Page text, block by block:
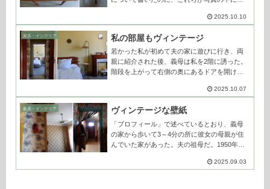
らが、そのテーブルと椅子。とてもシンプル
よ...
2025.10.10
家具・インテリア 私の部屋もヴィンテージ
若かった私が初めて夫の家に遊びに行き、両
親に紹介された後、義母は私を2階に誘った。
階段を上がって右側の奥にあるドアを開ける
これと部屋の使い方の説明をしてくれた。そ
2025.10.07
家具・インテリア ヴィンテージな壁紙
「プロフィール」で述べているとおり、義母
の家から歩いて3～4分の所に彼女の母親が住
んでいた家があった。夫の祖母だ。1950年代
ん、それから義父と一緒になる前の義母の3人
2025.09.03